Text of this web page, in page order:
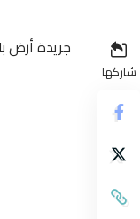
شاركها
جريدة أرض